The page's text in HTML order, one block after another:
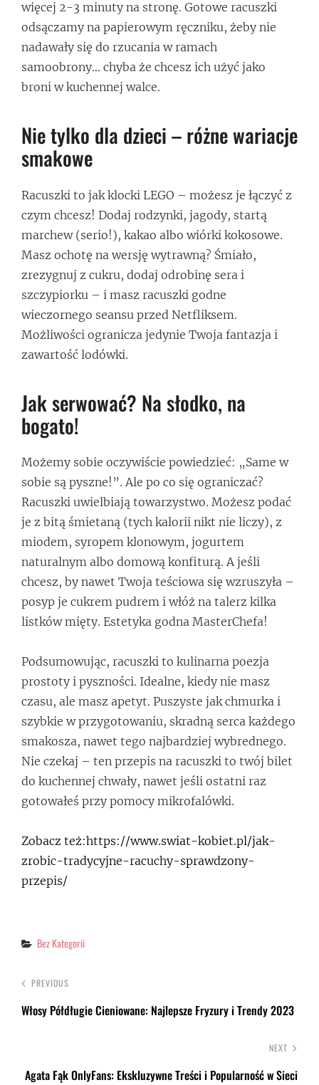
więcej 2-3 minuty na stronę. Gotowe racuszki
odsączamy na papierowym ręczniku, żeby nie
nadawały się do rzucania w ramach
samoobrony… chyba że chcesz ich użyć jako
broni w kuchennej walce.
Nie tylko dla dzieci – różne wariacje
smakowe
Racuszki to jak klocki LEGO – możesz je łączyć z
czym chcesz! Dodaj rodzynki, jagody, startą
marchew (serio!), kakao albo wiórki kokosowe.
Masz ochotę na wersję wytrawną? Śmiało,
zrezygnuj z cukru, dodaj odrobinę sera i
szczypiorku – i masz racuszki godne
wieczornego seansu przed Netfliksem.
Możliwości ogranicza jedynie Twoja fantazja i
zawartość lodówki.
Jak serwować? Na słodko, na
bogato!
Możemy sobie oczywiście powiedzieć: „Same w
sobie są pyszne!”. Ale po co się ograniczać?
Racuszki uwielbiają towarzystwo. Możesz podać
je z bitą śmietaną (tych kalorii nikt nie liczy), z
miodem, syropem klonowym, jogurtem
naturalnym albo domową konfiturą. A jeśli
chcesz, by nawet Twoja teściowa się wzruszyła –
posyp je cukrem pudrem i włóż na talerz kilka
listków mięty. Estetyka godna MasterChefa!
Podsumowując, racuszki to kulinarna poezja
prostoty i pyszności. Idealne, kiedy nie masz
czasu, ale masz apetyt. Puszyste jak chmurka i
szybkie w przygotowaniu, skradną serca każdego
smakosza, nawet tego najbardziej wybrednego.
Nie czekaj – ten przepis na racuszki to twój bilet
do kuchennej chwały, nawet jeśli ostatni raz
gotowałeś przy pomocy mikrofalówki.
Zobacz też:https://www.swiat-kobiet.pl/jak-
zrobic-tradycyjne-racuchy-sprawdzony-
przepis/
Categories
Bez Kategorii
PREVIOUS
Włosy Półdługie Cieniowane: Najlepsze Fryzury i Trendy 2023
NEXT
Agata Fąk OnlyFans: Ekskluzywne Treści i Popularność w Sieci